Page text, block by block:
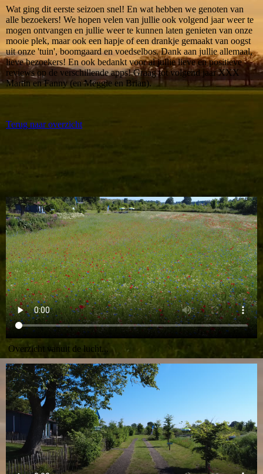
Wat ging dit eerste seizoen snel! En wat hebben we genoten van
alle bezoekers! We hopen velen van jullie ook volgend jaar weer te
mogen ontvangen en jullie weer te kunnen laten genieten van onze
mooie plek, maar ook een hapje of een drankje gemaakt van oogst
uit onze 'tuin', boomgaard en voedselbos. Dank aan jullie allemaal,
lieve bezoekers! En ook bedankt voor al jullie lieve en positieve
reviews op de verschillende apps! Graag tot volgend jaar XXX
Martin en Fanny (en Meggie en Brian).
Terug naar overzicht
Overzicht vanuit de lucht...